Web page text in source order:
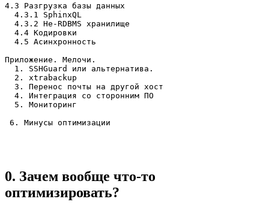
4.3 Разгрузка базы данных
  4.3.1 SphinxQL
  4.3.2 Не-RDBMS хранилище
  4.4 Кодировки
  4.5 Асинхронность
Приложение. Мелочи.
  1. SSHGuard или альтернатива.
  2. xtrabackup
  3. Перенос почты на другой хост
  4. Интеграция со сторонним ПО
  5. Мониторинг
6. Минусы оптимизации
0. Зачем вообще что-то
оптимизировать?